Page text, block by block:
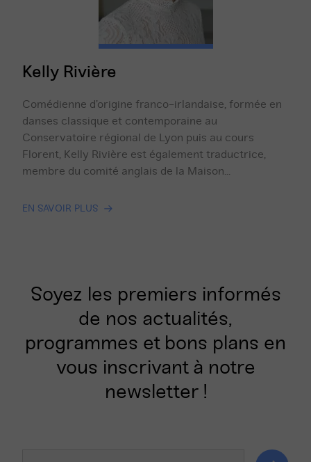
Kelly Rivière
Comédienne d’origine franco-irlandaise, formée en
danses classique et contemporaine au
Conservatoire régional de Lyon puis au cours
Florent, Kelly Rivière est également traductrice,
membre du comité anglais de la Maison...
EN SAVOIR PLUS
Soyez les premiers informés
de nos actualités,
programmes et bons plans en
vous inscrivant à notre
newsletter !